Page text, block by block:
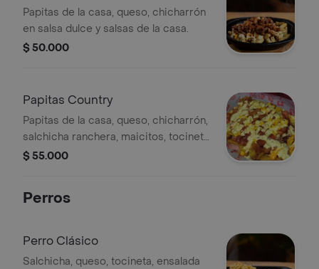
Papitas de la casa, queso, chicharrón
en salsa dulce y salsas de la casa.
$ 50.000
Papitas Country
Papitas de la casa, queso, chicharrón,
salchicha ranchera, maicitos, tocineta
y salsas de la casa.
$ 55.000
Perros
Perro Clásico
Salchicha, queso, tocineta, ensalada